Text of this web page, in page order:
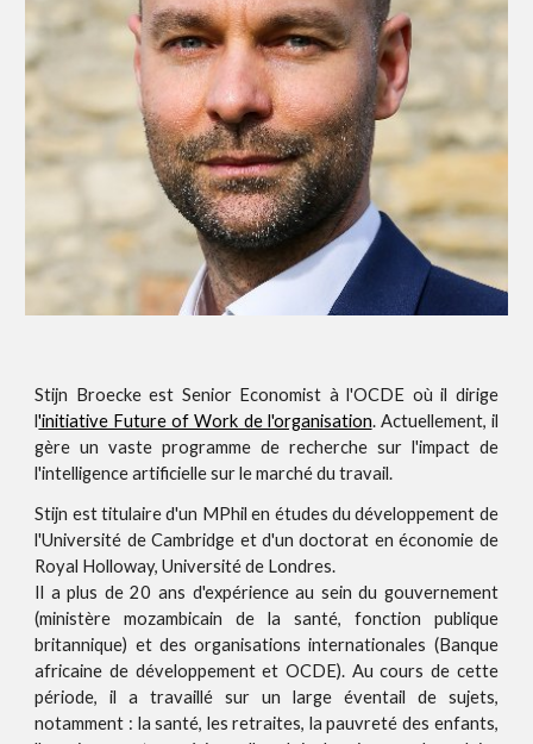
Stijn Broecke est Senior Economist à l'OCDE où il dirige
l'initiative Future of Work de l'organisation. Actuellement, il
gère un vaste programme de recherche sur l'impact de
l'intelligence artificielle sur le marché du travail.
Stijn est titulaire d'un MPhil en études du développement de
l'Université de Cambridge et d'un doctorat en économie de
Royal Holloway, Université de Londres.
Il a plus de 20 ans d'expérience au sein du gouvernement
(ministère mozambicain de la santé, fonction publique
britannique) et des organisations internationales (Banque
africaine de développement et OCDE). Au cours de cette
période, il a travaillé sur un large éventail de sujets,
notamment : la santé, les retraites, la pauvreté des enfants,